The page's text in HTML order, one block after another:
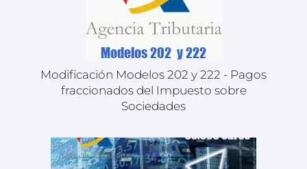
Modificación Modelos 202 y 222 - Pagos
fraccionados del Impuesto sobre
Sociedades